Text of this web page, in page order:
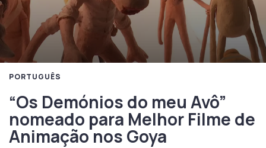
PORTUGUÊS
“Os Demónios do meu Avô”
nomeado para Melhor Filme de
Animação nos Goya